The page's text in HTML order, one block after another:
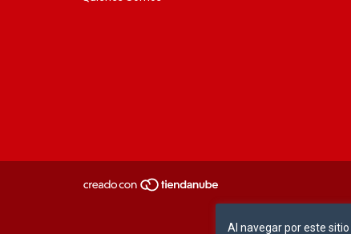
Al navegar por este sitio